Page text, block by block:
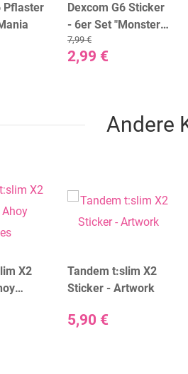
Pflaster
Dexcom G6 Sticker
- 6er Set "Monster-
Mania"
2,99 €
7,99 €
Andere
X2
Tandem t:slim X2
Sticker - Artwork
5,90 €